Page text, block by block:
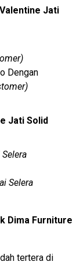
Jati
Dengan
Jati Solid
Selera
Dima Furniture
tertera di